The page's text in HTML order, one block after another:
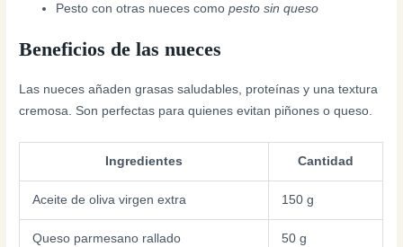
Pesto con otras nueces comopesto sin queso
Beneficios de las nueces
Las nueces añaden grasas saludables, proteínas y una textura
cremosa. Son perfectas para quienes evitan piñones o queso.
Ingredientes Cantidad
Aceite de oliva virgen extra 150 g
Queso parmesano rallado 50 g